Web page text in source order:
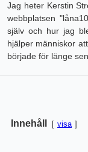
Jag heter Kerstin
webbplatsen
själv och hur jag
hjälper människor
började för länge
Innehåll visa